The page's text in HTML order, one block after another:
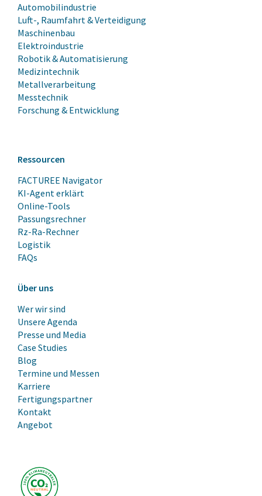
Automobilindustrie
Luft-, Raumfahrt & Verteidigung
Maschinenbau
Elektroindustrie
Robotik & Automatisierung
Medizintechnik
Metallverarbeitung
Messtechnik
Forschung & Entwicklung
Ressourcen
FACTUREE Navigator
KI-Agent erklärt
Online-Tools
Passungsrechner
Rz-Ra-Rechner
Logistik
FAQs
Über uns
Wer wir sind
Unsere Agenda
Presse und Media
Case Studies
Blog
Termine und Messen
Karriere
Fertigungspartner
Kontakt
Angebot